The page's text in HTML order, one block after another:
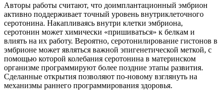
Авторы работы считают, что доимплантационный эмбрион
активно поддерживает точный уровень внутриклеточного
серотонина. Накапливаясь внутри клетки эмбриона,
серотонин может химически «пришиваться» к белкам и
влиять на их работу. Вероятно, серотонилирование гистонов в
эмбрионе может являться важной эпигенетической меткой, с
помощью которой колебания серотонина в материнском
организме программируют более поздние этапы развития.
Сделанные открытия позволяют по-новому взглянуть на
механизмы раннего программирования здоровья.